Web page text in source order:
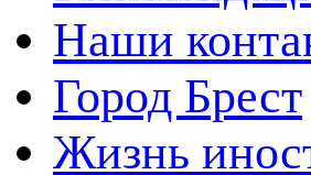
Наши
Город Брест
Жизнь